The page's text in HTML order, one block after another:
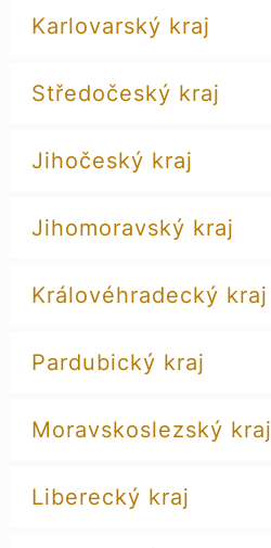
Karlovarský kraj
Středočeský kraj
Jihočeský kraj
Jihomoravský kraj
Královéhradecký kraj
Pardubický kraj
Moravskoslezský kraj
Liberecký kraj